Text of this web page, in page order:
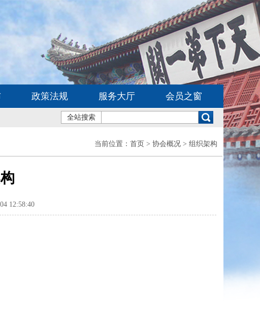
政策法规 服务大厅 会员之窗
全站搜索
当前位置： 首页 > 协会概况 > 组织架构
12:58:40